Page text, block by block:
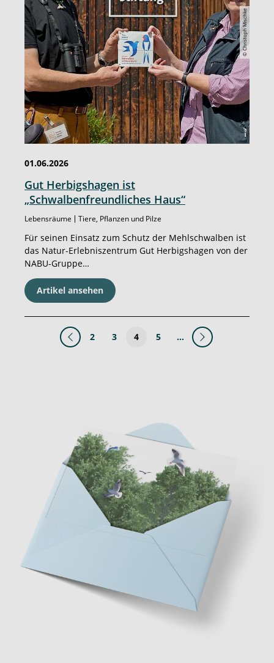
© Christoph Mischke
01.06.2026
Gut Herbigshagen ist
„Schwalbenfreundliches Haus“
Lebensräume Tiere, Pflanzen und Pilze
Für seinen Einsatz zum Schutz der Mehlschwalben ist
das Natur-Erlebniszentrum Gut Herbigshagen von der
NABU-Gruppe…
Artikel ansehen
2 3 4 5 …